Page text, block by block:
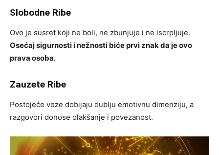
Slobodne Ribe
Ovo je susret koji ne boli, ne zbunjuje i ne iscrpljuje.
Osećaj sigurnosti i nežnosti biće prvi znak da je ovo
prava osoba.
Zauzete Ribe
Postojeće veze dobijaju dublju emotivnu dimenziju, a
razgovori donose olakšanje i povezanost.